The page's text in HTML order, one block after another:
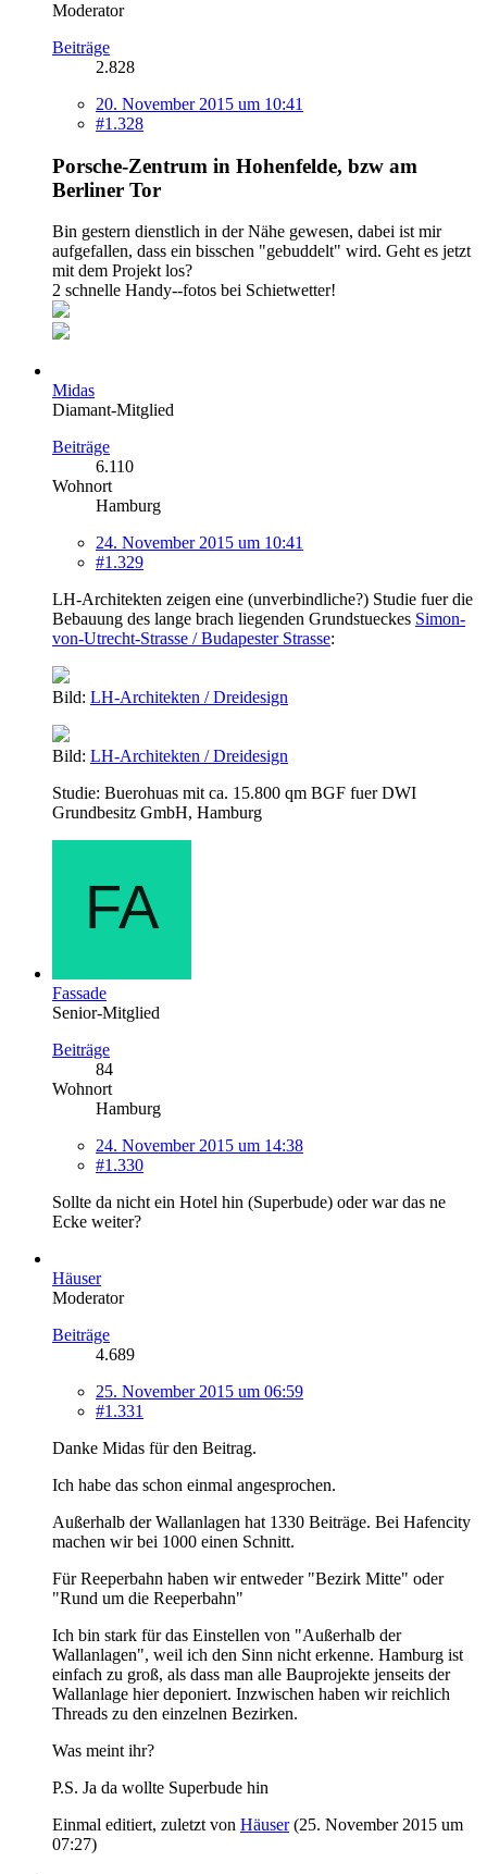
Moderator
Beiträge
2.828
20. November 2015 um 10:41
#1.328
Porsche-Zentrum in Hohenfelde, bzw am
Berliner Tor
Bin gestern dienstlich in der Nähe gewesen, dabei ist mir
aufgefallen, dass ein bisschen "gebuddelt" wird. Geht es jetzt
mit dem Projekt los?
2 schnelle Handy--fotos bei Schietwetter!
Midas
Diamant-Mitglied
Beiträge
6.110
Wohnort
Hamburg
24. November 2015 um 10:41
#1.329
LH-Architekten zeigen eine (unverbindliche?) Studie fuer die
Bebauung des lange brach liegenden Grundstueckes Simon-
von-Utrecht-Strasse / Budapester Strasse:
Bild: LH-Architekten / Dreidesign
Bild: LH-Architekten / Dreidesign
Studie: Buerohuas mit ca. 15.800 qm BGF fuer DWI
Grundbesitz GmbH, Hamburg
Fassade
Senior-Mitglied
Beiträge
84
Wohnort
Hamburg
24. November 2015 um 14:38
#1.330
Sollte da nicht ein Hotel hin (Superbude) oder war das ne
Ecke weiter?
Häuser
Moderator
Beiträge
4.689
25. November 2015 um 06:59
#1.331
Danke Midas für den Beitrag.
Ich habe das schon einmal angesprochen.
Außerhalb der Wallanlagen hat 1330 Beiträge. Bei Hafencity
machen wir bei 1000 einen Schnitt.
Für Reeperbahn haben wir entweder "Bezirk Mitte" oder
"Rund um die Reeperbahn"
Ich bin stark für das Einstellen von "Außerhalb der
Wallanlagen", weil ich den Sinn nicht erkenne. Hamburg ist
einfach zu groß, als dass man alle Bauprojekte jenseits der
Wallanlage hier deponiert. Inzwischen haben wir reichlich
Threads zu den einzelnen Bezirken.
Was meint ihr?
P.S. Ja da wollte Superbude hin
Einmal editiert, zuletzt von Häuser(25. November 2015 um
07:27)